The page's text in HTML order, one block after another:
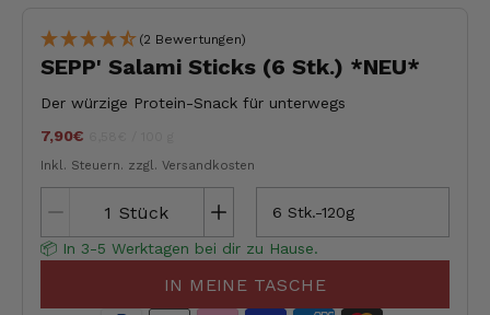
(2 Bewertungen)
SEPP' Salami Sticks (6 Stk.) *NEU*
Der würzige Protein-Snack für unterwegs
7,90€
Inkl. Steuern. zzgl. Versandkosten
Stück 6 Stk.-120g
📦 In 3-5 Werktagen bei dir zu Hause.
IN MEINE TASCHE